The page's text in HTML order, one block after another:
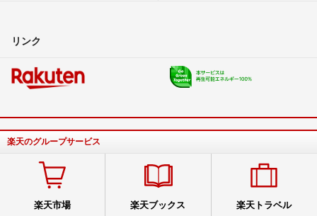
リンク
楽天のグループサービス
楽天市場 楽天ブックス 楽天トラベル